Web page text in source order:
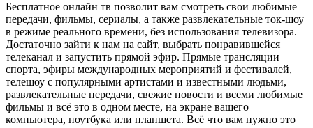
Бесплатное онлайн тв позволит вам смотреть свои любимые
передачи, фильмы, сериалы, а также развлекательные ток-шоу
в режиме реального времени, без использования телевизора.
Достаточно зайти к нам на сайт, выбрать понравившейся
телеканал и запустить прямой эфир. Прямые трансляции
спорта, эфиры международных мероприятий и фестивалей,
телешоу с популярными артистами и известными людьми,
развлекательные передачи, свежие новости и всеми любимые
фильмы и всё это в одном месте, на экране вашего
компьютера, ноутбука или планшета. Всё что вам нужно это